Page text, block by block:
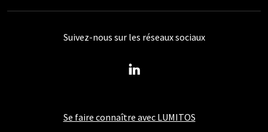
Se faire connaître avec LUMITOS
Suivez-nous sur les réseaux sociaux